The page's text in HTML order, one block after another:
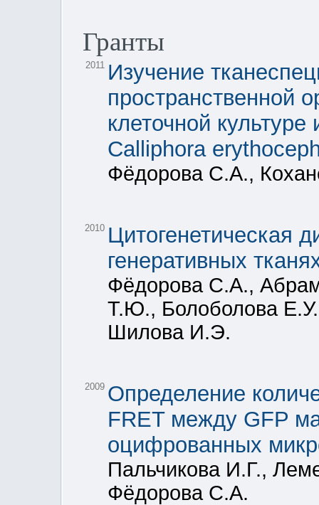
Гранты
2011 Изучение
пространственной
клеточной культуре
Calliphora
Фёдорова С.А.,
2010 Цитогенетическая
генеративных
Фёдорова С.А.,
Т.Ю., Болоболова
Шилова И.Э.
2009 Определение
FRET между GFP
оцифрованных
Пальчикова И.Г.,
Фёдорова С.А.